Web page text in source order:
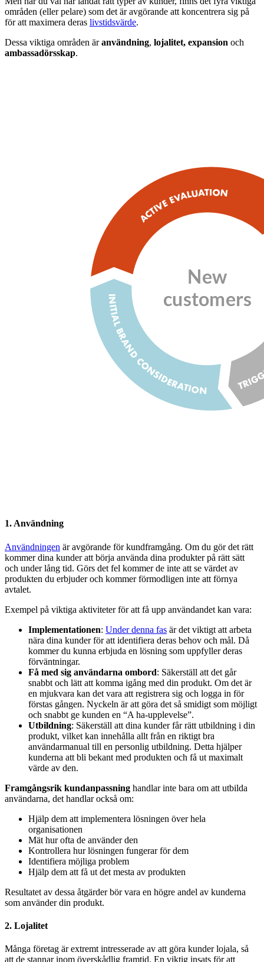
områden (eller pelare) som det är avgörande att koncentrera sig på
för att maximera deras livstidsvärde.
Dessa viktiga områden äranvändning, lojalitet, expansion och
ambassadörsskap.
1. Användning
Användningen är avgörande för kundframgång. Om du gör det rätt
kommer dina kunder att börja använda dina produkter på rätt sätt
och under lång tid. Görs det fel kommer de inte att se värdet av
produkten du erbjuder och kommer förmodligen inte att förnya
avtalet.
Exempel på viktiga aktiviteter för att få upp användandet kan vara:
Implementationen: Under denna fas är det viktigt att arbeta
nära dina kunder för att identifiera deras behov och mål. Då
kommer du kunna erbjuda en lösning som uppfyller deras
förväntningar.
Få med sig användarna ombord: Säkerställ att det går
snabbt och lätt att komma igång med din produkt. Om det är
en mjukvara kan det vara att registrera sig och logga in för
förstas gången. Nyckeln är att göra det så smidigt som möjligt
och snabbt ge kunden en “A ha-upplevelse”.
Utbildning: Säkerställ att dina kunder får rätt utbildning i din
produkt, vilket kan innehålla allt från en riktigt bra
användarmanual till en personlig utbildning. Detta hjälper
kunderna att bli bekant med produkten och få ut maximalt
värde av den.
Framgångsrik kundanpassning handlar inte bara om att utbilda
användarna, det handlar också om:
Hjälp dem att implementera lösningen över hela
organisationen
Mät hur ofta de använder den
Kontrollera hur lösningen fungerar för dem
Identifiera möjliga problem
Hjälp dem att få ut det mesta av produkten
Resultatet av dessa åtgärder bör vara en högre andel av kunderna
som använder din produkt.
2. Lojalitet
Många företag är extremt intresserade av att göra kunder lojala, så
att de stannar inom överskådlig framtid. En viktig insats för att